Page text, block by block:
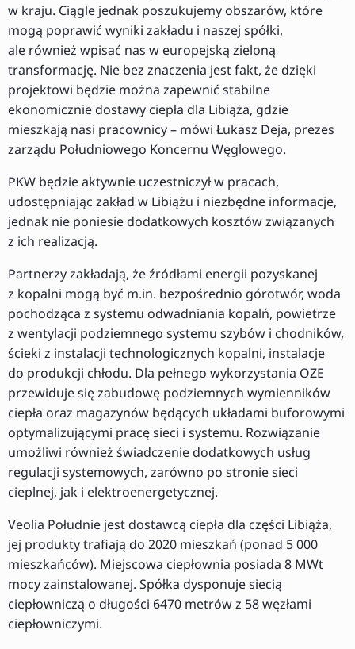
w kraju. Ciągle jednak poszukujemy obszarów, które
mogą poprawić wyniki zakładu i naszej spółki,
ale również wpisać nas w europejską zieloną
transformację. Nie bez znaczenia jest fakt, że dzięki
projektowi będzie można zapewnić stabilne
ekonomicznie dostawy ciepła dla Libiąża, gdzie
mieszkają nasi pracownicy – mówi Łukasz Deja, prezes
zarządu Południowego Koncernu Węglowego.
PKW będzie aktywnie uczestniczył w pracach,
udostępniając zakład w Libiążu i niezbędne informacje,
jednak nie poniesie dodatkowych kosztów związanych
z ich realizacją.
Partnerzy zakładają, że źródłami energii pozyskanej
z kopalni mogą być m.in. bezpośrednio górotwór, woda
pochodząca z systemu odwadniania kopalń, powietrze
z wentylacji podziemnego systemu szybów i chodników,
ścieki z instalacji technologicznych kopalni, instalacje
do produkcji chłodu. Dla pełnego wykorzystania OZE
przewiduje się zabudowę podziemnych wymienników
ciepła oraz magazynów będących układami buforowymi
optymalizującymi pracę sieci i systemu. Rozwiązanie
umożliwi również świadczenie dodatkowych usług
regulacji systemowych, zarówno po stronie sieci
cieplnej, jak i elektroenergetycznej.
Veolia Południe jest dostawcą ciepła dla części Libiąża,
jej produkty trafiają do 2020 mieszkań (ponad 5 000
mieszkańców). Miejscowa ciepłownia posiada 8 MWt
mocy zainstalowanej. Spółka dysponuje siecią
ciepłowniczą o długości 6470 metrów z 58 węzłami
ciepłowniczymi.